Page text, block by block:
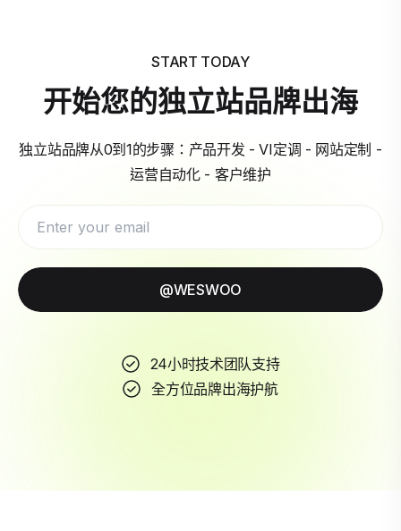
START TODAY
开始您的独立站品牌出海
独立站品牌从0到1的步骤：产品开发 - VI定调 - 网站定制 -
运营自动化 - 客户维护
@WESWOO
24小时技术团队支持
全方位品牌出海护航